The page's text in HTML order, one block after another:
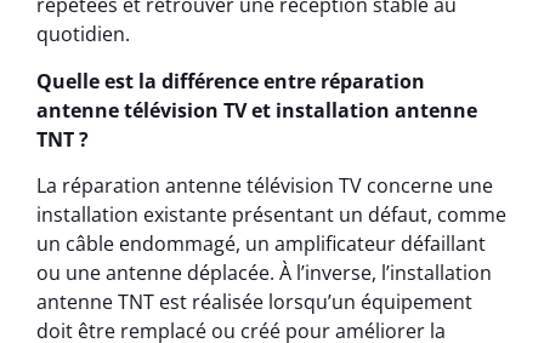
quotidien.
Quelle est la différence entre réparation
antenne télévision TV et installation antenne
TNT ?
La réparation antenne télévision TV concerne une
installation existante présentant un défaut, comme
un câble endommagé, un amplificateur défaillant
ou une antenne déplacée. À l’inverse, l’installation
antenne TNT est réalisée lorsqu’un équipement
doit être remplacé ou créé pour améliorer la